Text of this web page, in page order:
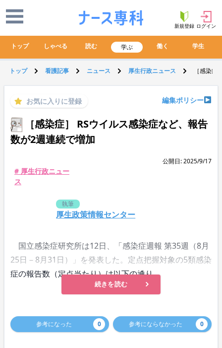
新規登録 ログイン
トップ しゃべる 読む 学ぶ 働く 学生
トップ 看護記事 ニュース 厚生行政ニュース ［感染
お気に入りに登録 編集ポリシー
［感染症］ RSウイルス感染症など、報告
数が2週連続で増加
公開日: 2025/9/17
# 厚生行政ニュー
ス
執筆
厚生政策情報センター
国立感染症研究所は12日、「感染症週報 第35週（8月
25日－8月31日）」を発表した。定点把握対象の5類感染
症の報告数（定点当たり）は以下の通り。
続きを読む
参考になった 0 参考にならなかった 0